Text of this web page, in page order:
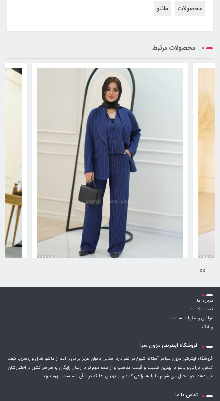
محصولات مانتو
محصولات مرتبط
xx
درباره ما
ثبت شکایات
قوانین و مقررات سایت
وبلاگ
فروشگاه اینترنتی مزون سرا
فروشگاه اینترنتی مزون سرا در آستانه شروع در نظر دارد استایل بانوان عزیز ایرانی را اعم از مانتو، شال و روسری، کیف،
کفش، بارانی و پالتو با بهترین کیفیت و قیمت مناسب و از همه مهم تر با ارسال رایگان به سراسر کشور در اختیارشان
قرار دهد. خوشحال می شویم ما را همراهی کنید و از بهترین ها که در شأن شماست، بهره ببرید.
تماس با ما